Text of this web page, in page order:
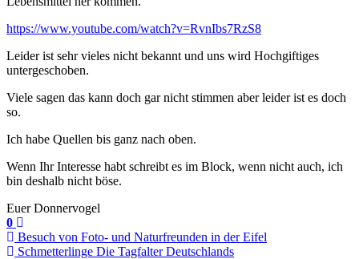
https://www.youtube.com/watch?v=RvnIbs7RzS8
Leider ist sehr vieles nicht bekannt und uns wird Hochgiftiges
untergeschoben.
Viele sagen das kann doch gar nicht stimmen aber leider ist es doch
so.
Ich habe Quellen bis ganz nach oben.
Wenn Ihr Interesse habt schreibt es im Block, wenn nicht auch, ich
bin deshalb nicht böse.
Euer Donnervogel
0
Besuch von Foto- und Naturfreunden in der Eifel
Schmetterlinge Die Tagfalter Deutschlands